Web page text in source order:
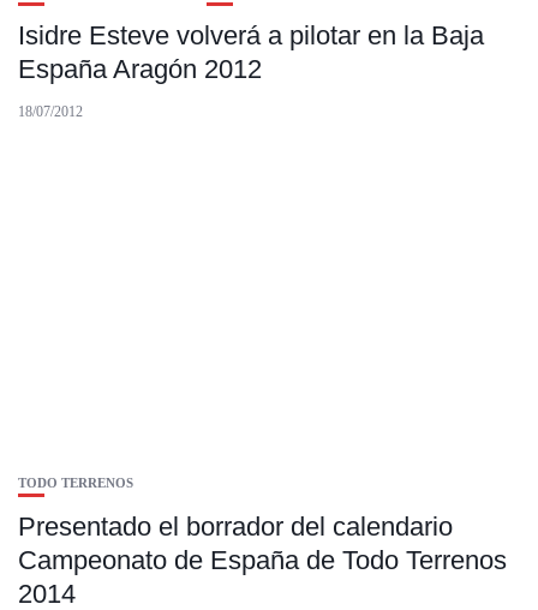
Isidre Esteve volverá a pilotar en la Baja
España Aragón 2012
18/07/2012
TODO TERRENOS
Presentado el borrador del calendario
Campeonato de España de Todo Terrenos
2014